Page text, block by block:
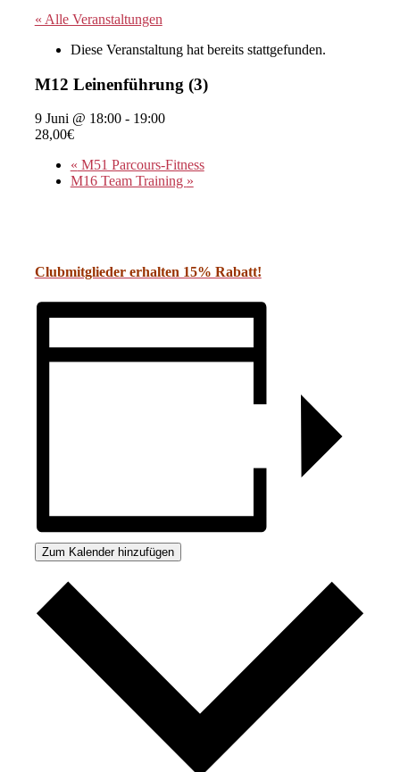
« Alle Veranstaltungen
Diese Veranstaltung hat bereits stattgefunden.
M12 Leinenführung (3)
9 Juni @ 18:00- 19:00
28,00€
« M51 Parcours-Fitness
M16 Team Training »
Clubmitglieder erhalten 15% Rabatt!
Zum Kalender hinzufügen